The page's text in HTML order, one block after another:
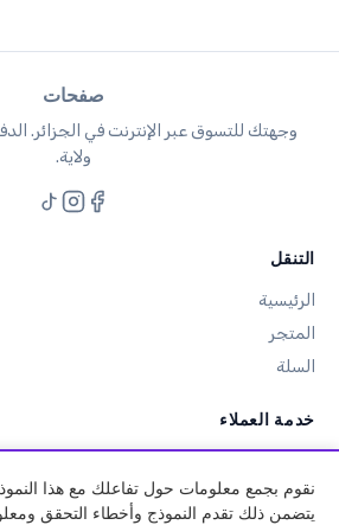
صفحات
ولاية.
التنقل
الرئيسية
المتجر
السلة
خدمة العملاء
تتبع الطلب
نقوم بجمع معلومات حول تفاعلك مع هذا
يتضمن ذلك تقدم النموذج وأخطاء التحقق